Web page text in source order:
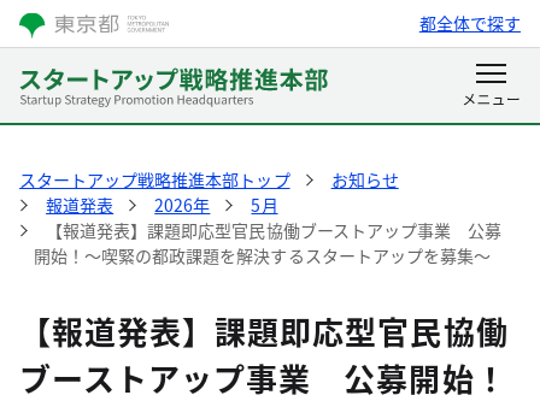
都全体で探す
スタートアップ戦略推進本部トップ
お知らせ
報道発表
2026年
5月
【報道発表】課題即応型官民協働ブーストアップ事業 公募
開始！～喫緊の都政課題を解決するスタートアップを募集～
【報道発表】課題即応型官民協働
ブーストアップ事業 公募開始！